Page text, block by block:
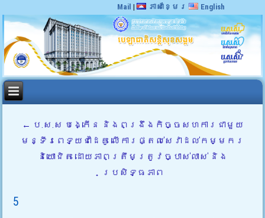
Mail | ភាសាខ្មែរ English
← ប.ស.ស បង្កើន និងពង្រឹងកិច្ចសហការជាមួយ
មន្ទីរពេទ្យជាដៃគូ លើការផ្តល់សេវាដល់កម្មករ
និយោជិត ដោយភាពត្រឹមត្រូវច្បាស់លាស់ និង
ប្រសិទ្ធភាព
5